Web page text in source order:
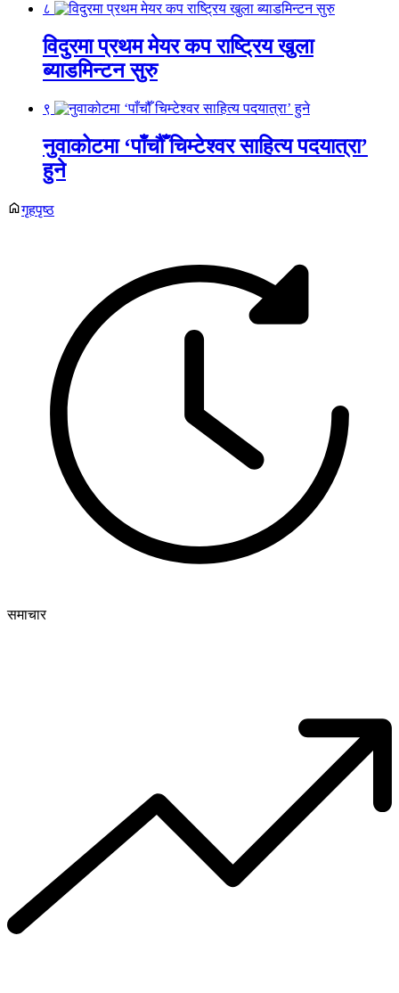
८
विदुरमा प्रथम मेयर कप राष्ट्रिय खुला
ब्याडमिन्टन सुरु
९
नुवाकोटमा ‘पाँचौँ चिम्टेश्वर साहित्य पदयात्रा’
हुने
गृहपृष्ठ
समाचार